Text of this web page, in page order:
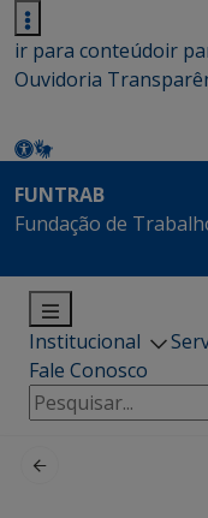
ir para conteúdoir
Ouvidoria
FUNTRAB
Fundação de
Institucional
Fale Conosco
Pesquisar
por: